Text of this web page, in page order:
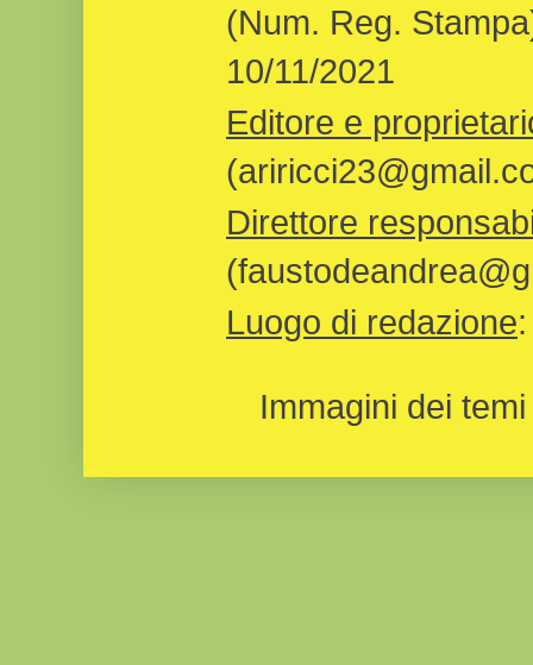
(Num. Reg.
10/11/2021
Editore e
Direttore
Luogo di redazione
Immagini dei